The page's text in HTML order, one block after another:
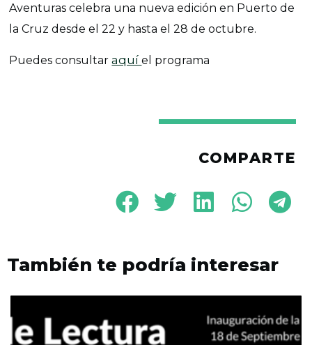
Aventuras celebra una nueva edición en Puerto de
la Cruz desde el 22 y hasta el 28 de octubre.
Puedes consultaraquíel programa
COMPARTE
También te podría interesar